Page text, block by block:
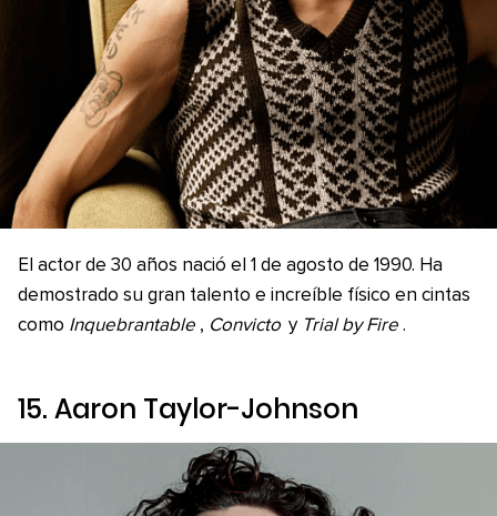
El actor de 30 años nació el 1 de agosto de 1990. Ha
demostrado su gran talento e increíble físico en cintas
como Inquebrantable , Convicto y Trial by Fire .
15. Aaron Taylor-Johnson